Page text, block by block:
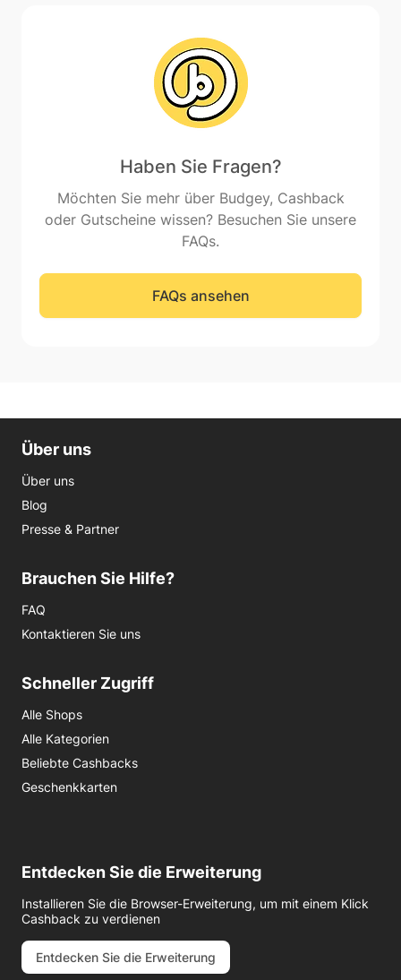
Haben Sie Fragen?
Möchten Sie mehr über Budgey, Cashback
oder Gutscheine wissen? Besuchen Sie unsere
FAQs.
FAQs ansehen
Über uns
Über uns
Blog
Presse & Partner
Brauchen Sie Hilfe?
FAQ
Kontaktieren Sie uns
Schneller Zugriff
Alle Shops
Alle Kategorien
Beliebte Cashbacks
Geschenkkarten
Entdecken Sie die Erweiterung
Installieren Sie die Browser-Erweiterung, um mit einem Klick
Cashback zu verdienen
Entdecken Sie die Erweiterung